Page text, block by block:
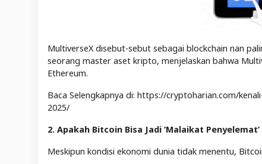
MultiverseX disebut-sebut sebagai blockchain nan
seorang master aset kripto, menjelaskan bahwa
Ethereum.
Baca Selengkapnya di: https://cryptoharian.com/
2025/
2. Apakah Bitcoin Bisa Jadi ‘Malaikat
Meskipun kondisi ekonomi dunia tidak menentu,